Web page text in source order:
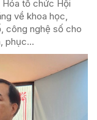
Hóa tổ chức Hội
về khoa học,
công nghệ số cho
phục...